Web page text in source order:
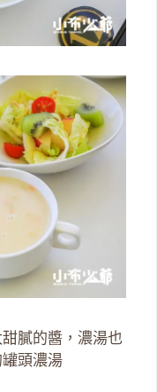
膩的醬，濃湯也
頭濃湯